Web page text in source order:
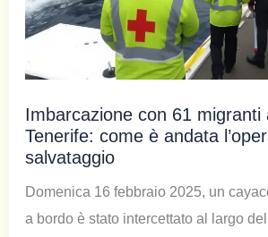
Imbarcazione con 61 migranti
Tenerife: come è andata
salvataggio
Domenica 16 febbraio 2025, un
a bordo è stato intercettato al largo